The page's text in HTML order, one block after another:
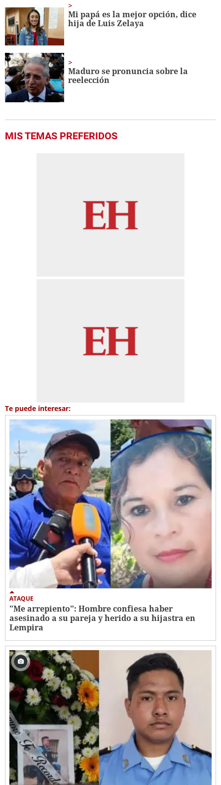
Mi papá es la mejor opción, dice
hija de Luis Zelaya
Maduro se pronuncia sobre la
reelección
MIS TEMAS PREFERIDOS
Te puede interesar:
ATAQUE
"Me arrepiento": Hombre confiesa haber
asesinado a su pareja y herido a su hijastra en
Lempira